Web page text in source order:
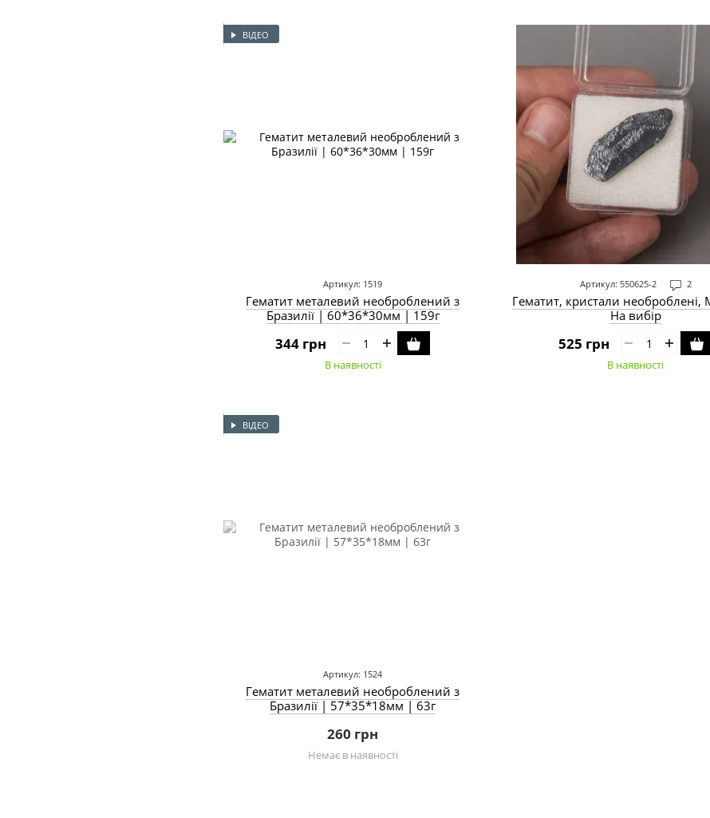
ВІДЕО
Артикул: 1519
Гематит металевий необроблений з
Бразилії | 60*36*30мм | 159г
344 грн
В наявності
Артикул: 550625-2 2
Гематит, кристали необроблені,
На вибір
525 грн
В наявності
ВІДЕО
Артикул: 1524
Гематит металевий необроблений з
Бразилії | 57*35*18мм | 63г
260 грн
Немає в наявності